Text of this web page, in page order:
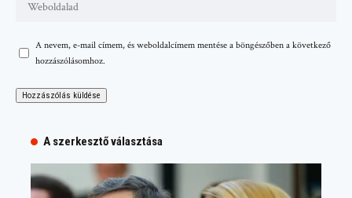
A nevem, e-mail címem, és weboldalcímem mentése a böngészőben a következő
hozzászólásomhoz.
A szerkesztő választása